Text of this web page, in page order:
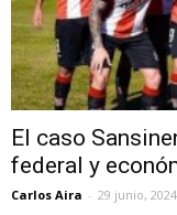
El caso
federal y
Carlos Aira - 29 junio, 2024